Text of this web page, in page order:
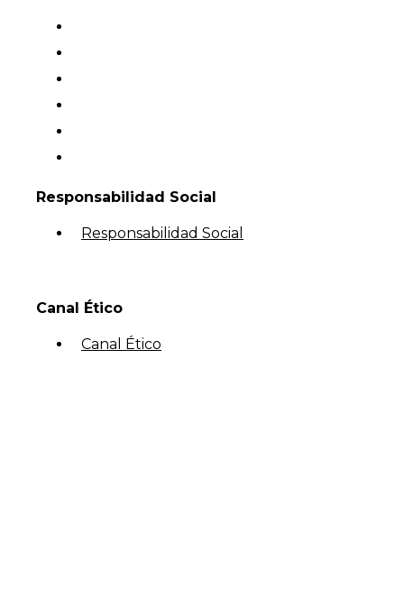
Responsabilidad Social
Responsabilidad Social
Canal Ético
Canal Ético